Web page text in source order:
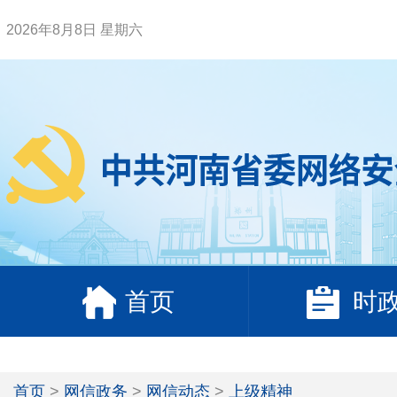
2026年8月8日 星期六
首页 时
首页 > 网信政务 > 网信动态 > 上级精神